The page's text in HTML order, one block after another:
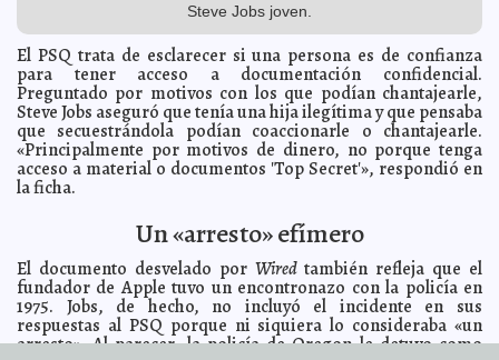
2012-06-13 16:23:51 Estabilidad, crecimiento, productividad y
competitividad, los mejores ingredientes para sazonar u México
Diferente: Josefina Vázquez Mota A7
2012-06-13 16:19:58 Nerio Torres se compromete ante adultos mayores A7
2012-06-13 16:13:18 Diálogo abierto de Renán Barrera con estudiantes de la
UNID A7
2012-06-13 13:42:37 Gestionaremos recursos para mejoramiento de
escuelas: Mauricio Vila Guillermo Barrera Fernandez
Fueron pagados los apoyos de 70 y más del bimestre
mayo-junio Guillermo Barrera Fernandez
2012-06-13 12:39:18 La biodiversidad será prioridad del gobierno: Joaquín
Díaz Mena Guillermo Barrera Fernandez
2012-06-13 10:30:37 Gasto millonario en blindaje Guillermo Barrera Fernandez
Steve Jobs joven.
El PSQ trata de esclarecer si una persona es de confianza
para tener acceso a documentación confidencial.
Preguntado por motivos con los que podían chantajearle,
Steve Jobs aseguró que tenía una hija ilegítima y que pensaba
que secuestrándola podían coaccionarle o chantajearle.
«Principalmente por motivos de dinero, no porque tenga
acceso a material o documentos 'Top Secret'», respondió en
la ficha.
Un «arresto» efímero
El documento desvelado porWiredtambién refleja que el
fundador de Apple tuvo un encontronazo con la policía en
1975. Jobs, de hecho, no incluyó el incidente en sus
respuestas al PSQ porque ni siquiera lo consideraba «un
arresto». Al parecer, la policía de Oregon le detuvo como